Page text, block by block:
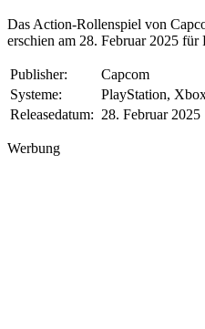
Das Action-Rollenspiel von
erschien am 28. Februar 2025
Publisher:
Capcom
Systeme:
PlayStation,
Releasedatum: 28. Februar 2025
Werbung